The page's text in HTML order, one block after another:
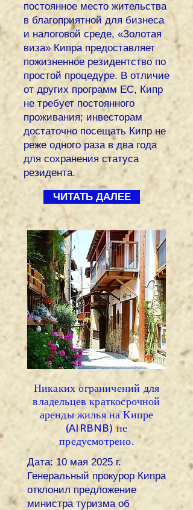
постоянное место жительства
в благоприятной для бизнеса
и налоговой среде, «Золотая
виза» Кипра предоставляет
пожизненное резидентство по
простой процедуре. В отличие
от других программ ЕС, Кипр
не требует постоянного
проживания; инвесторам
достаточно посещать Кипр не
реже одного раза в два года
для сохранения статуса
резидента.
ЧИТАТЬ ДАЛЕЕ
Никаких ограничений для
владельцев краткосрочной
аренды жилья на Кипре
(AIRBNB) не
предусмотрено.
Дата: 10 мая 2025 г.
Генеральный прокурор Кипра
отклонил предложение
министра туризма об